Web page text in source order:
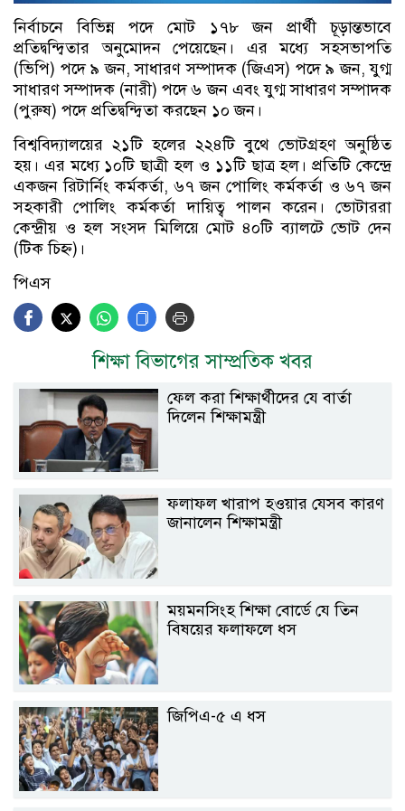
নির্বাচনে বিভিন্ন পদে মোট ১৭৮ জন প্রার্থী চূড়ান্তভাবে
প্রতিদ্বন্দ্বিতার অনুমোদন পেয়েছেন। এর মধ্যে সহসভাপতি
(ভিপি) পদে ৯ জন, সাধারণ সম্পাদক (জিএস) পদে ৯ জন, যুগ্ম
সাধারণ সম্পাদক (নারী) পদে ৬ জন এবং যুগ্ম সাধারণ সম্পাদক
(পুরুষ) পদে প্রতিদ্বন্দ্বিতা করছেন ১০ জন।
বিশ্ববিদ্যালয়ের ২১টি হলের ২২৪টি বুথে ভোটগ্রহণ অনুষ্ঠিত
হয়। এর মধ্যে ১০টি ছাত্রী হল ও ১১টি ছাত্র হল। প্রতিটি কেন্দ্রে
একজন রিটার্নিং কর্মকর্তা, ৬৭ জন পোলিং কর্মকর্তা ও ৬৭ জন
সহকারী পোলিং কর্মকর্তা দায়িত্ব পালন করেন। ভোটাররা
কেন্দ্রীয় ও হল সংসদ মিলিয়ে মোট ৪০টি ব্যালটে ভোট দেন
(টিক চিহ্ন)।
পিএস
শিক্ষা বিভাগের সাম্প্রতিক খবর
ফেল করা শিক্ষার্থীদের যে বার্তা
দিলেন শিক্ষামন্ত্রী
ফলাফল খারাপ হওয়ার যেসব কারণ
জানালেন শিক্ষামন্ত্রী
ময়মনসিংহ শিক্ষা বোর্ডে যে তিন
বিষয়ের ফলাফলে ধস
জিপিএ-৫ এ ধস